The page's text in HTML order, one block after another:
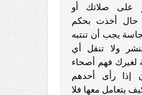
على صلاتك أو
حال أخذت بحكم
يجب أن تنتبه
ولا تنقل أي
لغيرك فهم أصحاء
إذا رأى أحدهم
يتعامل معها فلا